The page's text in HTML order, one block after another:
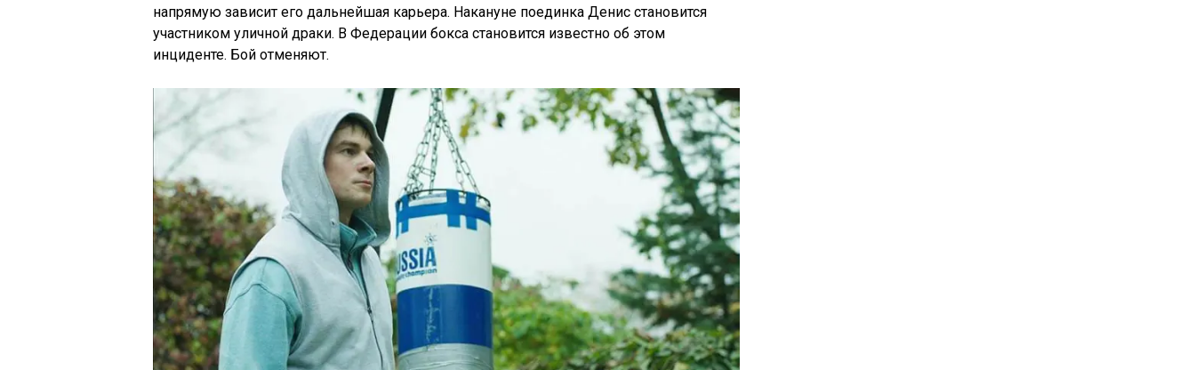
напрямую зависит его дальнейшая карьера. Накануне поединка Денис становится
участником уличной драки. В Федерации бокса становится известно об этом
инциденте. Бой отменяют.